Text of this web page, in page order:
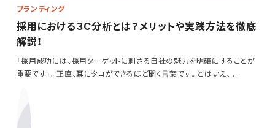
ブランディング
採用における３C分析とは？メリットや実践方法を徹底
解説！
「採用成功には、採用ターゲットに刺さる自社の魅力を明確にすることが
重要です」。正直、耳にタコができるほど聞く言葉です。とはいえ、…